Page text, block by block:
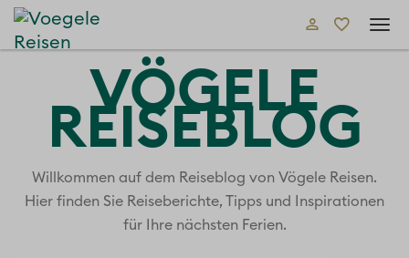
VÖGELE
REISEBLOG
Willkommen auf dem Reiseblog von Vögele Reisen.
Hier finden Sie Reiseberichte, Tipps und Inspirationen
für Ihre nächsten Ferien.